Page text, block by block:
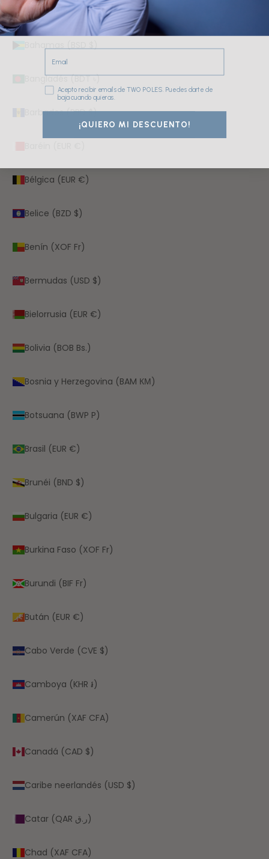
Azerbaiyán (AZN ₼)
Bangladés (BDT ৳)
Barbados (BBD $)
Bélgica (EUR €)
Belice (BZD $)
Benín (XOF Fr)
Bermudas (USD $)
Bielorrusia (EUR €)
Bolivia (BOB Bs.)
Bosnia y Herzegovina (BAM КМ)
Botsuana (BWP P)
Brasil (EUR €)
Brunéi (BND $)
Bulgaria (EUR €)
Burkina Faso (XOF Fr)
Burundi (BIF Fr)
Bután (EUR €)
Cabo Verde (CVE $)
Camboya (KHR ៛)
Camerún (XAF CFA)
Canadá (CAD $)
Caribe neerlandés (USD $)
Catar (QAR ر.ق)
Chad (XAF CFA)
Email
Consentimiento
Acepto recibir emails de TWO POLES. Puedes darte de
baja cuando quieras.
¡QUIERO MI DESCUENTO!